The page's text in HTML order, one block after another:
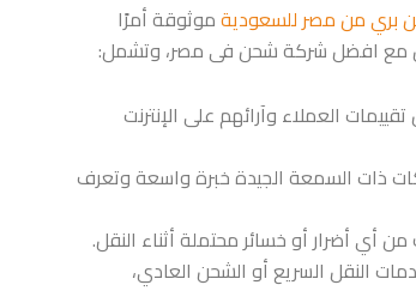
بري من مصر للسعوديةموثوقة أمرًا
مع افضل شركة شحن فى مصر، وتشمل:
العملاء وآرائهم على الإنترنت
ذات السمعة الجيدة خبرة واسعة وتعرف
أي أضرار أو خسائر محتملة أثناء النقل.
النقل السريع أو الشحن العادي،